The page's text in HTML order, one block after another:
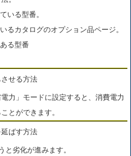
いる型番。
るカタログのオプション品ページ。
る型番
せる方法
力」モードに設定すると、消費電力
とができます。
ばす方法
と劣化が進みます。